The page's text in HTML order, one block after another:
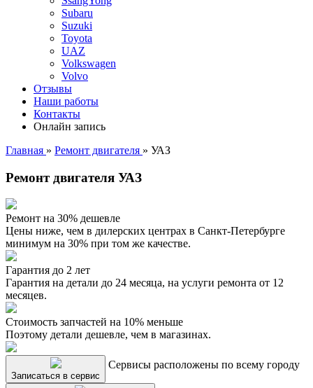
Subaru
Suzuki
Toyota
UAZ
Volkswagen
Volvo
Отзывы
Наши работы
Контакты
Онлайн запись
Главная » Ремонт двигателя » УАЗ
Ремонт двигателя УАЗ
Ремонт на 30% дешевле
Цены ниже, чем в дилерских центрах в Санкт-Петербурге
минимум на 30% при том же качестве.
Гарантия до 2 лет
Гарантия на детали до 24 месяца, на услуги ремонта от 12
месяцев.
Стоимость запчастей на 10% меньше
Поэтому детали дешевле, чем в магазинах.
Записаться в сервис
Сервисы расположены по всему городу